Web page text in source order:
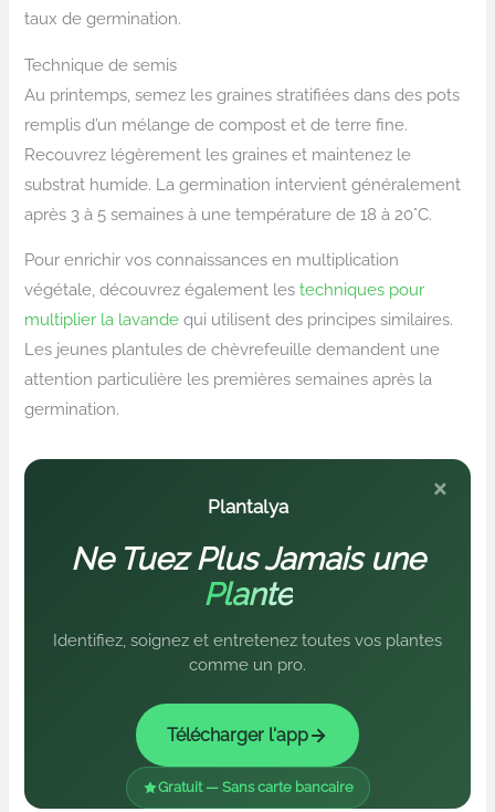
taux de germination.
Technique de semis
Au printemps, semez les graines stratifiées dans des pots
remplis d’un mélange de compost et de terre fine.
Recouvrez légèrement les graines et maintenez le
substrat humide. La germination intervient généralement
après 3 à 5 semaines à une température de 18 à 20°C.
Pour enrichir vos connaissances en multiplication
végétale, découvrez également lestechniques pour
multiplier la lavande qui utilisent des principes similaires.
Les jeunes plantules de chèvrefeuille demandent une
attention particulière les premières semaines après la
germination.
×
Plantalya
Ne Tuez Plus Jamais une
Plante
Identifiez, soignez et entretenez toutes vos plantes
comme un pro.
Télécharger l'app
Gratuit — Sans carte bancaire